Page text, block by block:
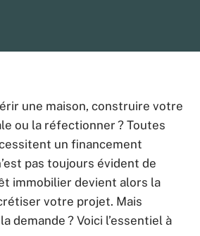
une maison, construire votre
ou la réfectionner ? Toutes
un financement
pas toujours évident de
immobilier devient alors la
votre projet. Mais
demande ? Voici l’essentiel à